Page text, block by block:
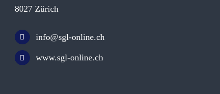
8027 Zürich
info@sgl-online.ch
www.sgl-online.ch